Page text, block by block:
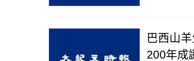
巴西山
200年成